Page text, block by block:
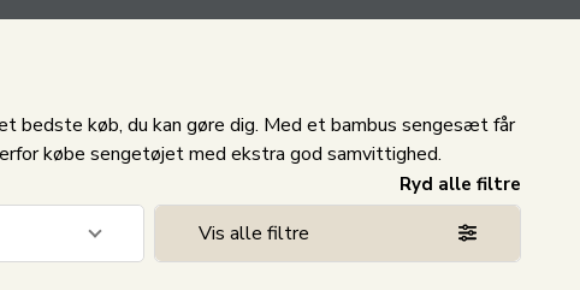
bedste køb, du kan gøre dig. Med et bambus sengesæt får
købe sengetøjet med ekstra god samvittighed.
Ryd alle filtre
Vis alle filtre